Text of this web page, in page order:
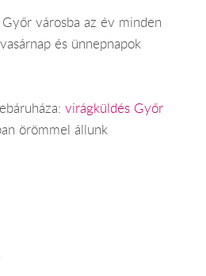
városba az év minden
és ünnepnapok
virágküldés Győr
örömmel állunk